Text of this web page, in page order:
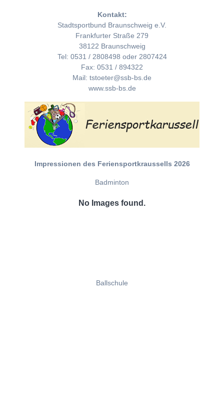
Kontakt:
Stadtsportbund Braunschweig e.V.
Frankfurter Straße 279
38122 Braunschweig
Tel: 0531 / 2808498 oder 2807424
Fax: 0531 / 894322
Mail: tstoeter@ssb-bs.de
www.ssb-bs.de
Impressionen des Feriensportkraussells 2026
Badminton
No Images found.
Ballschule